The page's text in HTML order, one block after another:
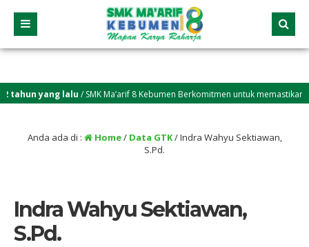
yang lalu/ SMK Ma’arif 8 Kebumen Berkomitmen untuk memastikan
Anda ada di : Home/ Data GTK/Indra Wahyu Sektiawan,
S.Pd.
Indra Wahyu Sektiawan,
S.Pd.